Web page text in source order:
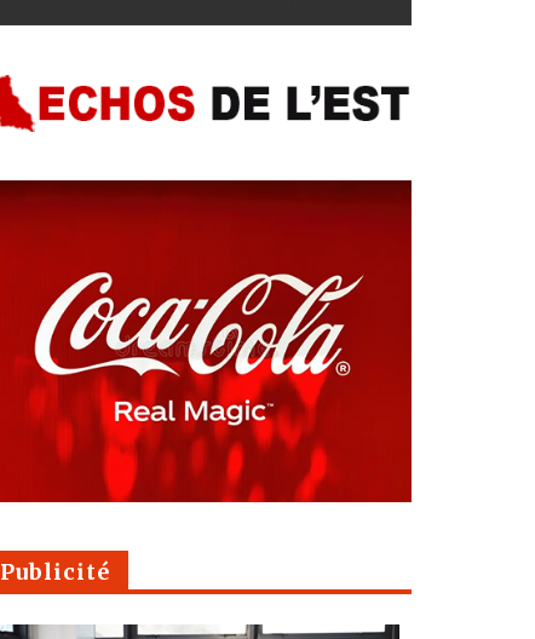
Publicité